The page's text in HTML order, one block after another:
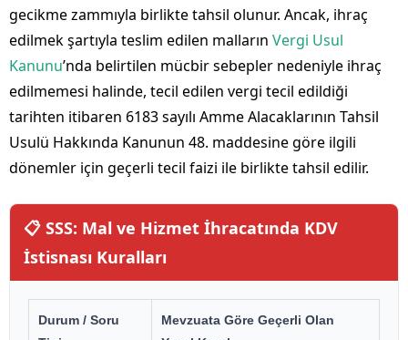
gecikme zammıyla birlikte tahsil olunur. Ancak, ihraç
edilmek şartıyla teslim edilen malların Vergi Usul
Kanunu’nda belirtilen mücbir sebepler nedeniyle ihraç
edilmemesi halinde, tecil edilen vergi tecil edildiği
tarihten itibaren 6183 sayılı Amme Alacaklarının Tahsil
Usulü Hakkında Kanunun 48. maddesine göre ilgili
dönemler için geçerli tecil faizi ile birlikte tahsil edilir.
📋 SSS: Mal ve Hizmet İhracatında KDV
İstisnası Kuralları
Durum / Soru
Mevzuata Göre Geçerli Olan